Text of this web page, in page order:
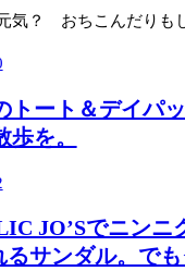
気？ おちこんだりも
トート＆デイパ
を。
JO’Sでニンニ
サンダル。で